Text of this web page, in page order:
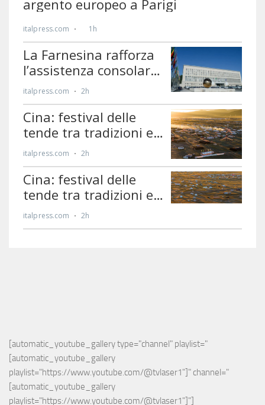
[automatic_youtube_gallery type="channel" playlist="
[automatic_youtube_gallery
playlist="https://www.youtube.com/@tvlaser1"]" channel="
[automatic_youtube_gallery
playlist="https://www.youtube.com/@tvlaser1"]"]